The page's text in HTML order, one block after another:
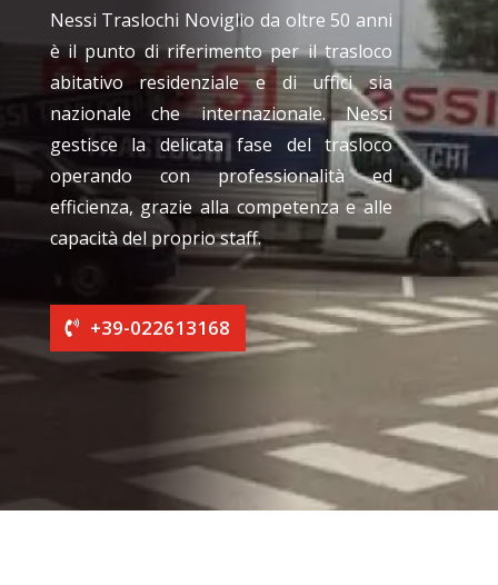
Nessi Traslochi Noviglio da oltre 50 anni
è il punto di riferimento per il trasloco
abitativo residenziale e di uffici sia
nazionale che internazionale. Nessi
gestisce la delicata fase del trasloco
operando con professionalità ed
efficienza, grazie alla competenza e alle
capacità del proprio staff.
+39-022613168